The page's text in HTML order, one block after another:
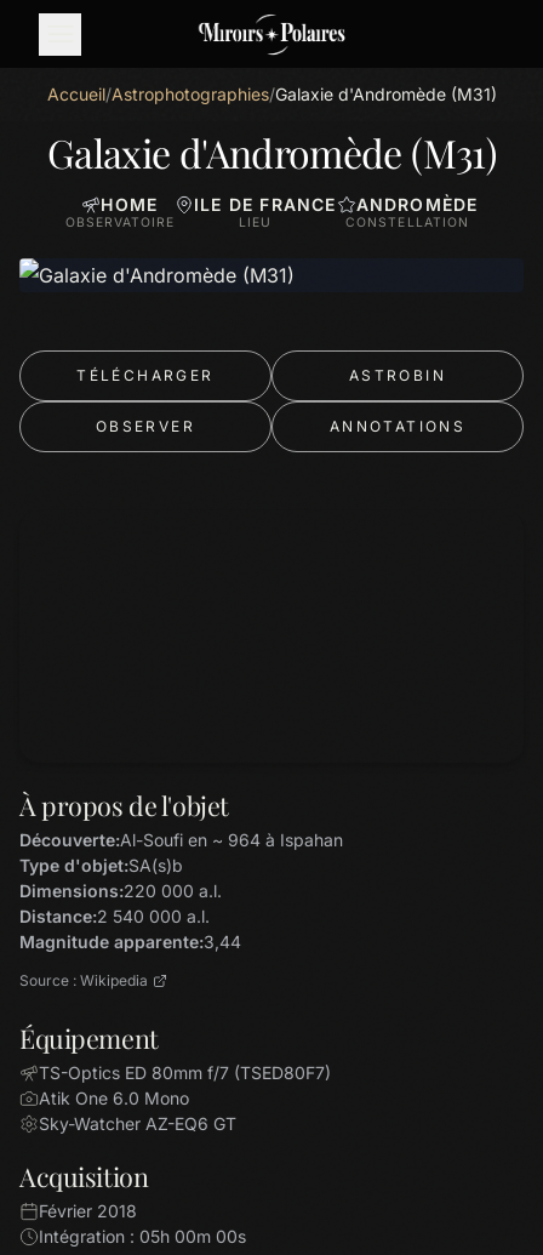
Accueil/Astrophotographies/Galaxie d'Andromède (M31)
Galaxie d'Andromède (M31)
HOME
OBSERVATOIRE
ILE DE FRANCE
LIEU
ANDROMÈDE
CONSTELLATION
TÉLÉCHARGER ASTROBIN
OBSERVER ANNOTATIONS
À propos de l'objet
Découverte:Al-Soufi en ~ 964 à Ispahan
Type d'objet:SA(s)b
Dimensions:220 000 a.l.
Distance:2 540 000 a.l.
Magnitude apparente:3,44
Source : Wikipedia
Équipement
TS-Optics ED 80mm f/7 (TSED80F7)
Atik One 6.0 Mono
Sky-Watcher AZ-EQ6 GT
Acquisition
Février 2018
Intégration : 05h 00m 00s